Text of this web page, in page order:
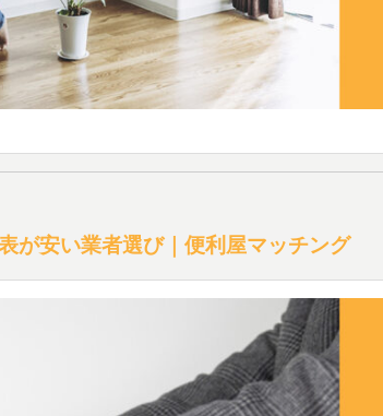
が安い業者選び｜便利屋マッチング